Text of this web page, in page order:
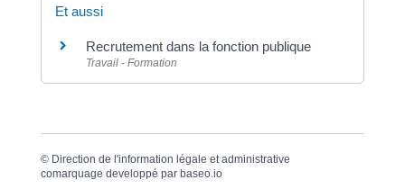
Et aussi
Recrutement dans la fonction publique
Travail - Formation
© Direction de l'information légale et administrative
comarquage developpé par baseo.io